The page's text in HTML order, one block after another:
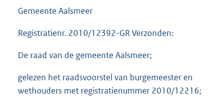
Gemeente Aalsmeer
Registratienr. 2010/12392-GR Verzonden:
De raad van de gemeente Aalsmeer;
gelezen het raadsvoorstel van burgemeester en
wethouders met registratienummer 2010/12216;